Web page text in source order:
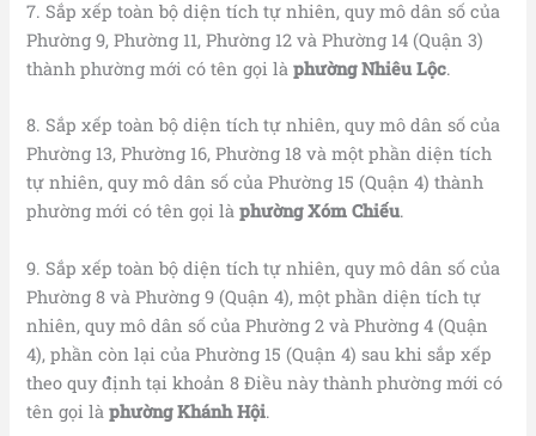
7. Sắp xếp toàn bộ diện tích tự nhiên, quy mô dân số của
Phường 9, Phường 11, Phường 12 và Phường 14 (Quận 3)
thành phường mới có tên gọi làphườngNhiêu Lộc.
8. Sắp xếp toàn bộ diện tích tự nhiên, quy mô dân số của
Phường 13, Phường 16, Phường 18 và một phần diện tích
tự nhiên, quy mô dân số của Phường 15 (Quận 4) thành
phường mới có tên gọi làphườngXóm Chiếu.
9. Sắp xếp toàn bộ diện tích tự nhiên, quy mô dân số của
Phường 8 và Phường 9 (Quận 4), một phần diện tích tự
nhiên, quy mô dân số của Phường 2 và Phường 4 (Quận
4), phần còn lại của Phường 15 (Quận 4) sau khi sắp xếp
theo quy định tại khoản 8 Điều này thành phường mới có
tên gọi làphườngKhánh Hội.